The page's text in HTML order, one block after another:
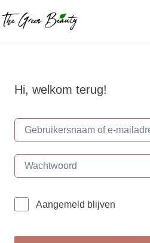
naar
de
Hi, welkom terug!
Aangemeld blijven